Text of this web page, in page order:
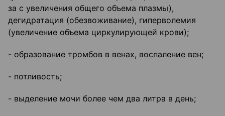
за с увеличения общего объема плазмы),
дегидратация (обезвоживание), гиперволемия
(увеличение объема циркулирующей крови);
- образование тромбов в венах, воспаление вен;
- потливость;
- выделение мочи более чем два литра в день;